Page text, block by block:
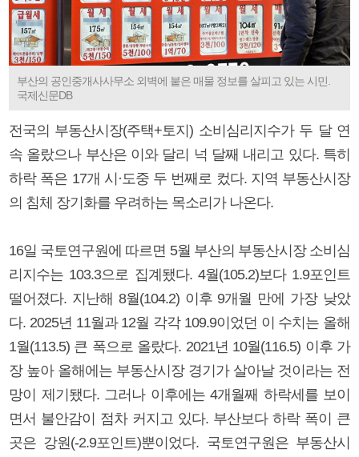
부산의 공인중개사사무소 외벽에 붙은 매물 정보를 살피고 있는 시민.
국제신문DB
전국의 부동산시장(주택+토지) 소비심리지수가 두 달 연
속 올랐으나 부산은 이와 달리 넉 달째 내리고 있다. 특히
하락 폭은 17개 시·도중 두 번째로 컸다. 지역 부동산시장
의 침체 장기화를 우려하는 목소리가 나온다.
16일 국토연구원에 따르면 5월 부산의 부동산시장 소비심
리지수는 103.3으로 집계됐다. 4월(105.2)보다 1.9포인트
떨어졌다. 지난해 8월(104.2) 이후 9개월 만에 가장 낮았
다. 2025년 11월과 12월 각각 109.9이었던 이 수치는 올해
1월(113.5) 큰 폭으로 올랐다. 2021년 10월(116.5) 이후 가
장 높아 올해에는 부동산시장 경기가 살아날 것이라는 전
망이 제기됐다. 그러나 이후에는 4개월째 하락세를 보이
면서 불안감이 점차 커지고 있다. 부산보다 하락 폭이 큰
곳은 강원(-2.9포인트)뿐이었다. 국토연구원은 부동산시